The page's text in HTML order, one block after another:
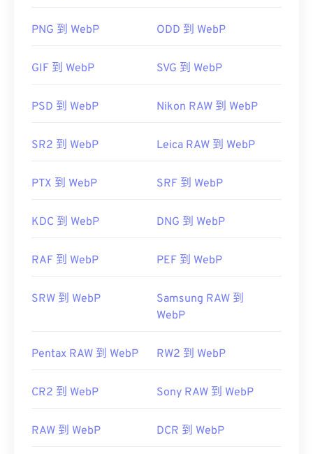
式。
Photopea。此外，还可以尝试 Corel PaintShop Pro
的插件。
开发者： 谷歌
有用的链接：
使用我们的颜色选择器 从 WebP 图像中选择颜色
PNG 到 WebP ODD 到 WebP
GIF 到 WebP SVG 到 WebP
PSD 到 WebP Nikon RAW 到 WebP
SR2 到 WebP Leica RAW 到 WebP
PTX 到 WebP SRF 到 WebP
KDC 到 WebP DNG 到 WebP
RAF 到 WebP PEF 到 WebP
SRW 到 WebP
Samsung RAW 到
WebP
Pentax RAW 到 WebP RW2 到 WebP
CR2 到 WebP Sony RAW 到 WebP
RAW 到 WebP DCR 到 WebP